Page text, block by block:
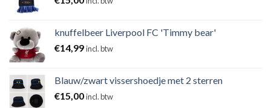
knuffelbeer Liverpool FC 'Timmy bear'
€14,99incl. btw
Blauw/zwart vissershoedje met 2 sterren
€15,00incl. btw